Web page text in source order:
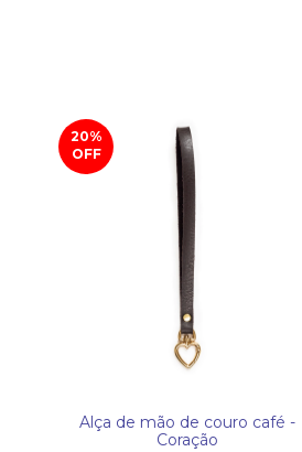
20%
OFF
Alça de mão de couro café -
Coração